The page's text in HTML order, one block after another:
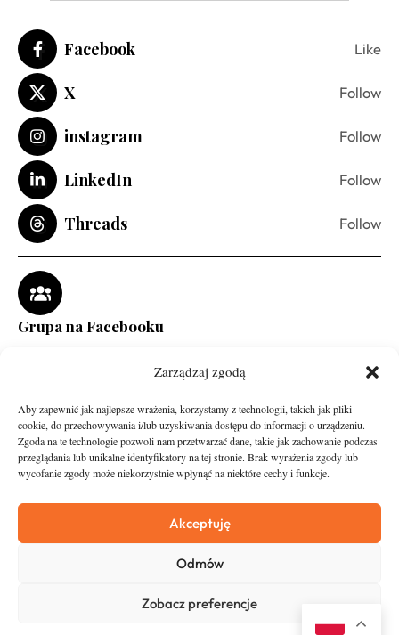
Zarządzaj zgodą
Aby zapewnić jak najlepsze wrażenia, korzystamy z technologii, takich jak pliki
cookie, do przechowywania i/lub uzyskiwania dostępu do informacji o urządzeniu.
Zgoda na te technologie pozwoli nam przetwarzać dane, takie jak zachowanie podczas
przeglądania lub unikalne identyfikatory na tej stronie. Brak wyrażenia zgody lub
wycofanie zgody może niekorzystnie wpłynąć na niektóre cechy i funkcje.
Akceptuję
Odmów
Zobacz preferencje
Facebook Like
X Follow
instagram Follow
LinkedIn Follow
Threads Follow
Grupa na Facebooku
Asfalt
O nas
Zostań Patronem
Kontakt